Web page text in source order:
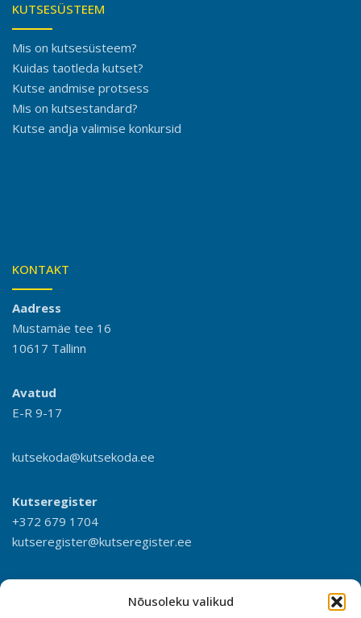
Nõusoleku valikud
KUTSESÜSTEEM
Mis on kutsesüsteem?
Kuidas taotleda kutset?
Kutse andmise protsess
Mis on kutsestandard?
Kutse andja valimise konkursid
KONTAKT
Aadress
Mustamäe tee 16
10617 Tallinn
Avatud
E-R 9-17
kutsekoda@kutsekoda.ee
Kutseregister
+372 679 1704
kutseregister@kutseregister.ee